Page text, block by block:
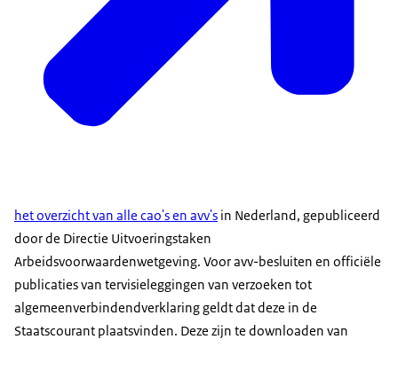
het overzicht van alle cao's en avv's in Nederland, gepubliceerd
door de Directie Uitvoeringstaken
Arbeidsvoorwaardenwetgeving. Voor avv-besluiten en officiële
publicaties van tervisieleggingen van verzoeken tot
algemeenverbindendverklaring geldt dat deze in de
Staatscourant plaatsvinden. Deze zijn te downloaden van